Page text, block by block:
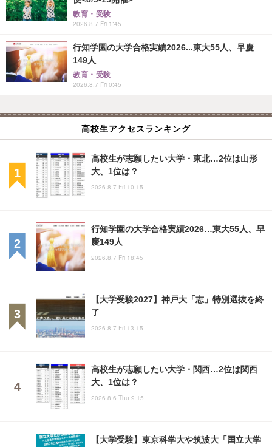
教育・受験
2026.8.7 Fri 1:45
行知学園の大学合格実績2026...東大55人、早慶
149人
教育・受験
2026.8.7 Fri 0:45
高校生アクセスランキング
高校生が志願したい大学・東北…2位は山形
大、1位は？
2026.8.7 Fri 10:15
行知学園の大学合格実績2026…東大55人、早
慶149人
2026.8.7 Fri 18:45
【大学受験2027】神戸大「志」特別選抜を終
了
2026.8.7 Fri 13:15
高校生が志願したい大学・関西…2位は関西
大、1位は？
2026.8.6 Thu 9:15
【大学受験】東京科学大や筑波大「国立大学